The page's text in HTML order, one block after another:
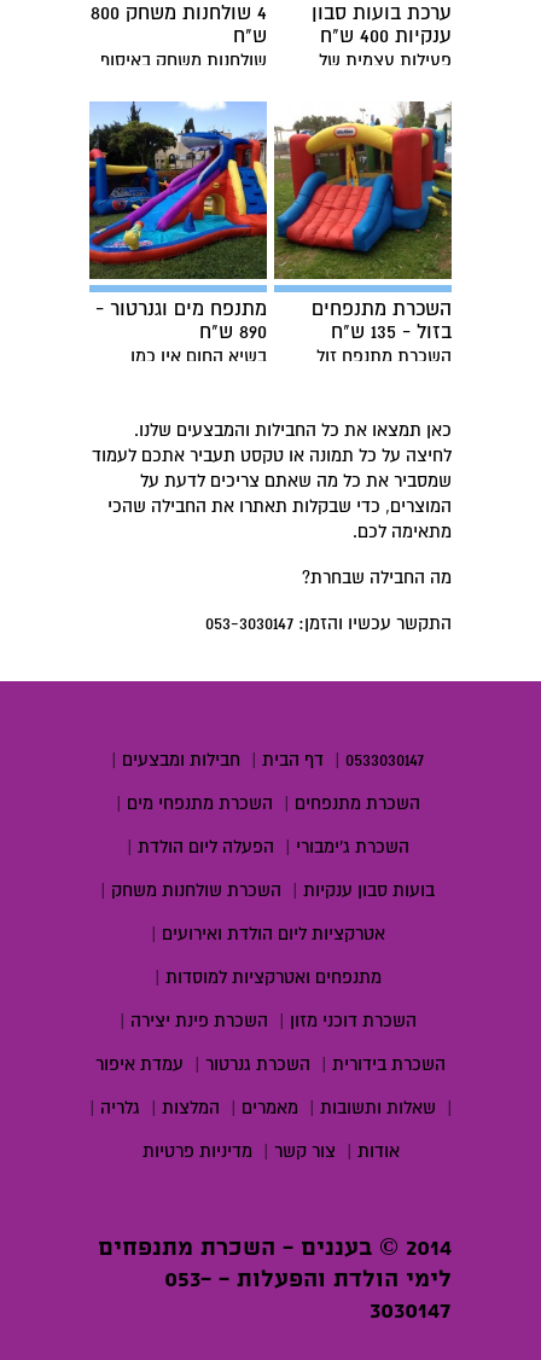
ערכת בועות סבון
ענקיות 400 ש"ח
פעילות עצמית של
4 שולחנות משחק 800
ש"ח
שולחנות משחק באיסוף
השכרת מתנפחים
בזול - 135 ש"ח
השכרת מתנפח זול
מתנפח מים וגנרטור -
890 ש"ח
בשיא החום אין כמו
כאן תמצאו את כל החבילות והמבצעים שלנו.
לחיצה על כל תמונה או טקסט תעביר אתכם לעמוד
שמסביר את כל מה שאתם צריכים לדעת על
המוצרים, כדי שבקלות תאתרו את החבילה שהכי
מתאימה לכם.
מה החבילה שבחרת?
התקשר עכשיו והזמן: 053-3030147
0533030147 דף הבית חבילות ומבצעים
השכרת מתנפחים
השכרת מתנפחי מים
השכרת ג'ימבורי
הפעלה ליום הולדת
בועות סבון ענקיות
השכרת שולחנות משחק
אטרקציות ליום הולדת ואירועים
מתנפחים ואטרקציות למוסדות
השכרת דוכני מזון
השכרת פינת יצירה
השכרת בידורית
השכרת גנרטור
עמדת איפור
שאלות ותשובות מאמרים המלצות גלריה
אודות
צור קשר מדיניות פרטיות
2014 © בעננים - השכרת מתנפחים
לימי הולדת והפעלות - 053-
3030147